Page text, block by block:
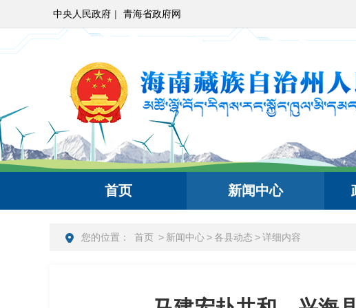
中央人民政府 | 青海省政府网
首页 新闻中心
您的位置： 首页 > 新闻中心> 各县动态 >详细内容